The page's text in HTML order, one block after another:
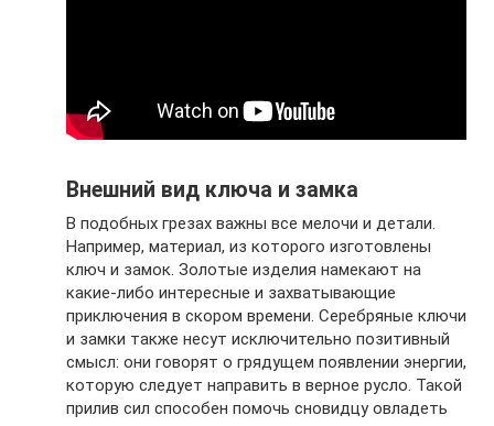
Внешний вид ключа и замка
В подобных грезах важны все мелочи и детали.
Например, материал, из которого изготовлены
ключ и замок. Золотые изделия намекают на
какие-либо интересные и захватывающие
приключения в скором времени. Серебряные ключи
и замки также несут исключительно позитивный
смысл: они говорят о грядущем появлении энергии,
которую следует направить в верное русло. Такой
прилив сил способен помочь сновидцу овладеть